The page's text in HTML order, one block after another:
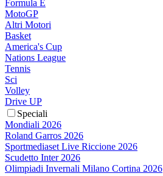
Formula E
MotoGP
Altri Motori
Basket
America's Cup
Nations League
Tennis
Sci
Volley
Drive UP
Speciali
Mondiali 2026
Roland Garros 2026
Sportmediaset Live Riccione 2026
Scudetto Inter 2026
Olimpiadi Invernali Milano Cortina 2026